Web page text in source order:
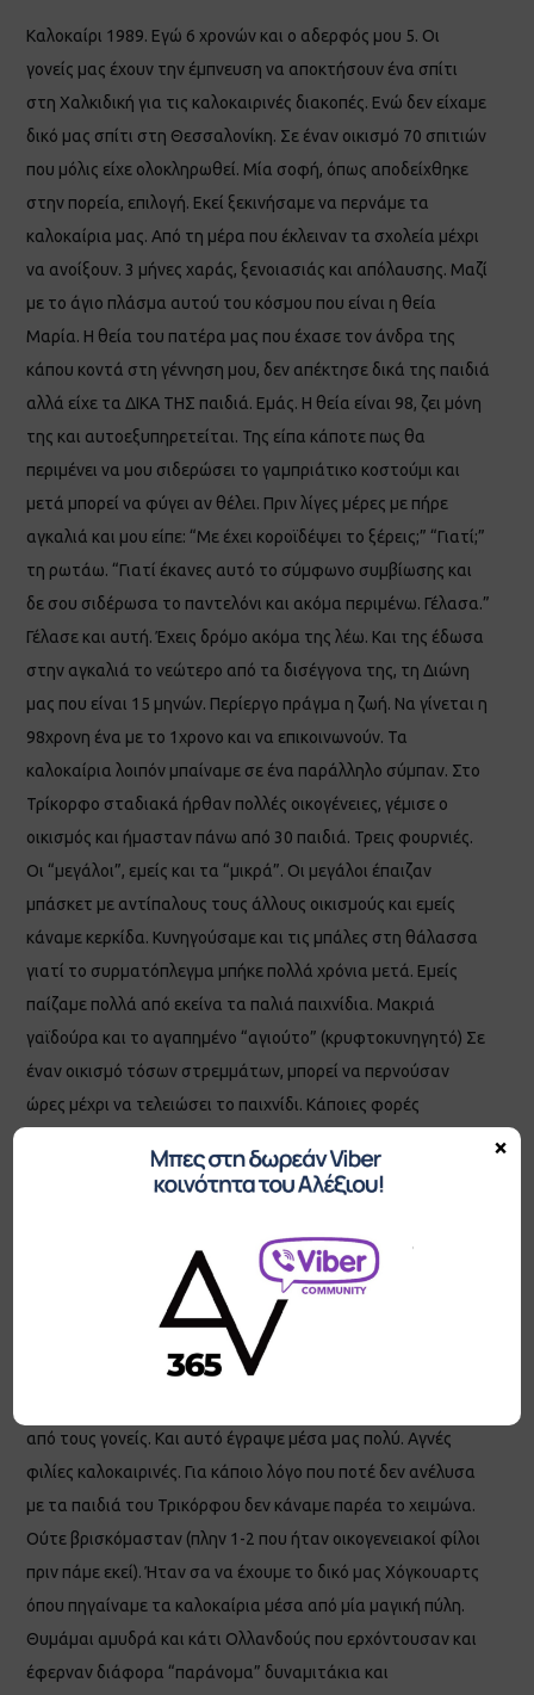
Καλοκαίρι 1989. Εγώ 6 χρονών και ο αδερφός μου 5. Οι
γονείς μας έχουν την έμπνευση να αποκτήσουν ένα σπίτι
στη Χαλκιδική για τις καλοκαιρινές διακοπές. Ενώ δεν είχαμε
δικό μας σπίτι στη Θεσσαλονίκη. Σε έναν οικισμό 70 σπιτιών
που μόλις είχε ολοκληρωθεί. Μία σοφή, όπως αποδείχθηκε
στην πορεία, επιλογή. Εκεί ξεκινήσαμε να περνάμε τα
καλοκαίρια μας. Από τη μέρα που έκλειναν τα σχολεία μέχρι
να ανοίξουν. 3 μήνες χαράς, ξενοιασιάς και απόλαυσης. Μαζί
με το άγιο πλάσμα αυτού του κόσμου που είναι η θεία
Μαρία. Η θεία του πατέρα μας που έχασε τον άνδρα της
κάπου κοντά στη γέννηση μου, δεν απέκτησε δικά της παιδιά
αλλά είχε τα ΔΙΚΑ ΤΗΣ παιδιά. Εμάς. Η θεία είναι 98, ζει μόνη
της και αυτοεξυπηρετείται. Της είπα κάποτε πως θα
περιμένει να μου σιδερώσει το γαμπριάτικο κοστούμι και
μετά μπορεί να φύγει αν θέλει. Πριν λίγες μέρες με πήρε
αγκαλιά και μου είπε: “Με έχει κοροϊδέψει το ξέρεις;” “Γιατί;”
τη ρωτάω. “Γιατί έκανες αυτό το σύμφωνο συμβίωσης και
δε σου σιδέρωσα το παντελόνι και ακόμα περιμένω. Γέλασα.”
Γέλασε και αυτή. Έχεις δρόμο ακόμα της λέω. Και της έδωσα
στην αγκαλιά το νεώτερο από τα δισέγγονα της, τη Διώνη
μας που είναι 15 μηνών. Περίεργο πράγμα η ζωή. Να γίνεται η
98χρονη ένα με το 1χρονο και να επικοινωνούν. Τα
καλοκαίρια λοιπόν μπαίναμε σε ένα παράλληλο σύμπαν. Στο
Τρίκορφο σταδιακά ήρθαν πολλές οικογένειες, γέμισε ο
οικισμός και ήμασταν πάνω από 30 παιδιά. Τρεις φουρνιές.
Οι “μεγάλοι”, εμείς και τα “μικρά”. Οι μεγάλοι έπαιζαν
μπάσκετ με αντίπαλους τους άλλους οικισμούς και εμείς
κάναμε κερκίδα. Κυνηγούσαμε και τις μπάλες στη θάλασσα
γιατί το συρματόπλεγμα μπήκε πολλά χρόνια μετά. Εμείς
παίζαμε πολλά από εκείνα τα παλιά παιχνίδια. Μακριά
γαϊδούρα και το αγαπημένο “αγιούτο” (κρυφτοκυνηγητό) Σε
έναν οικισμό τόσων στρεμμάτων, μπορεί να περνούσαν
ώρες μέχρι να τελειώσει το παιχνίδι. Κάποιες φορές
μας έψαχναν. Υπήρχε ασφάλεια. Αυτοκίνητα δεν
παραλία είναι στο 1 λεπτό με τα πόδια. Η θάλασσα είναι
αβαθής, ιδανικό για τα παιδιά. Και πεντακάθαρη από πάντα
έως τώρα. Με τα παιδιά ήμασταν όλη μέρα. Όταν λίγο
μεγαλώσαμε, καβαλούσαμε τα ποδήλατα και πηγαίναμε
μέχρι τη Γερακινή (3-4 χλμ) από τον “πίσω δρόμο” για να
από τους γονείς. Και αυτό έγραψε μέσα μας πολύ. Αγνές
φιλίες καλοκαιρινές. Για κάποιο λόγο που ποτέ δεν ανέλυσα
με τα παιδιά του Τρικόρφου δεν κάναμε παρέα το χειμώνα.
Ούτε βρισκόμασταν (πλην 1-2 που ήταν οικογενειακοί φίλοι
πριν πάμε εκεί). Ήταν σα να έχουμε το δικό μας Χόγκουαρτς
όπου πηγαίναμε τα καλοκαίρια μέσα από μία μαγική πύλη.
Θυμάμαι αμυδρά και κάτι Ολλανδούς που ερχόντουσαν και
έφερναν διάφορα “παράνομα” δυναμιτάκια και
×